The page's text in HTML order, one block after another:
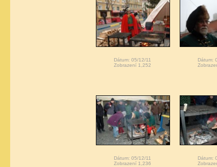
Dátum: 05/12/11
Zobrazení 1,252
Dátum:
Dátum: 05/12/11
Zobrazení 1,236
Dátum: